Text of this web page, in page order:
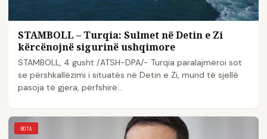
STAMBOLL – Turqia: Sulmet në Detin e Zi
kërcënojnë sigurinë ushqimore
STAMBOLL, 4 gusht /ATSH-DPA/- Turqia paralajmëroi sot
se përshkallëzimi i situatës në Detin e Zi, mund të sjellë
pasoja të gjera, përfshirë…
BOTA